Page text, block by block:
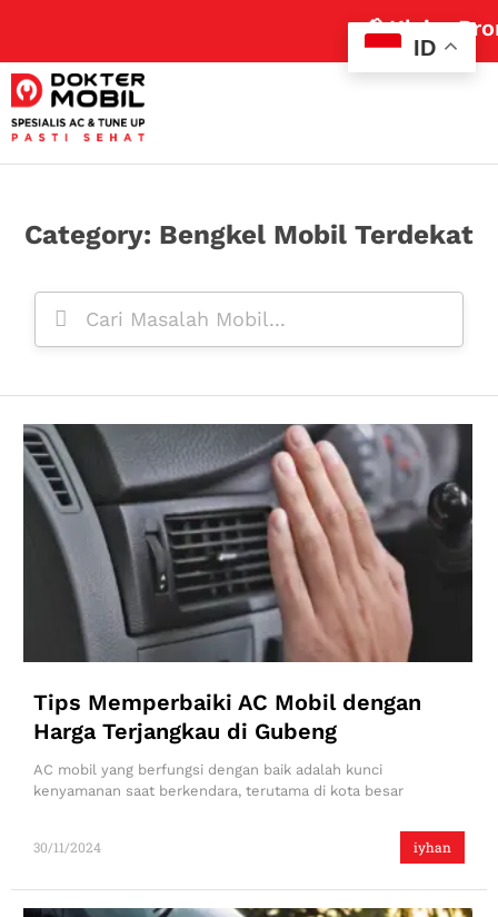
📢 Klaim Promo
Category: Bengkel Mobil Terdekat
Tips Memperbaiki AC Mobil dengan
Harga Terjangkau di Gubeng
iyhan
30/11/2024
AC mobil yang berfungsi dengan baik adalah kunci
kenyamanan saat berkendara, terutama di kota besar
ID